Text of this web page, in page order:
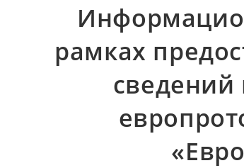
рамках